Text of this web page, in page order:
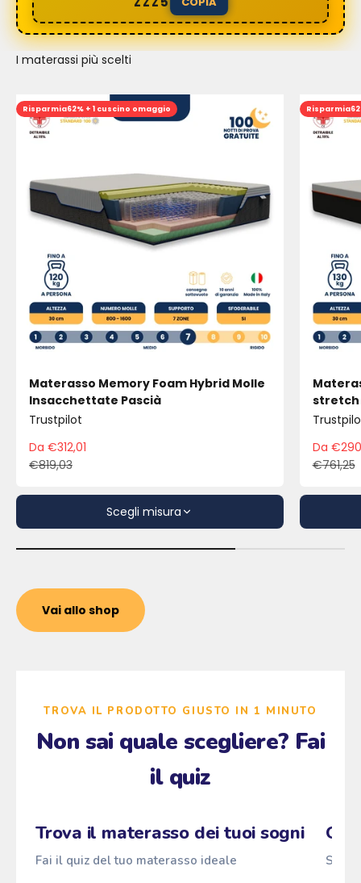
I materassi più scelti
Risparmia62% + 1 cuscino omaggio
Materasso Memory Foam Hybrid Molle
Insacchettate Pascià
Trustpilot
Prezzo scontato
Da €312,01
Prezzo
€819,03
Scegli misura
Risparmia
stretch
Da
€761,25
Vai allo shop
TROVA IL PRODOTTO GIUSTO IN 1 MINUTO
Non sai quale scegliere? Fai
il quiz
Trova il materasso dei tuoi sogni
Fai il quiz del tuo materasso ideale